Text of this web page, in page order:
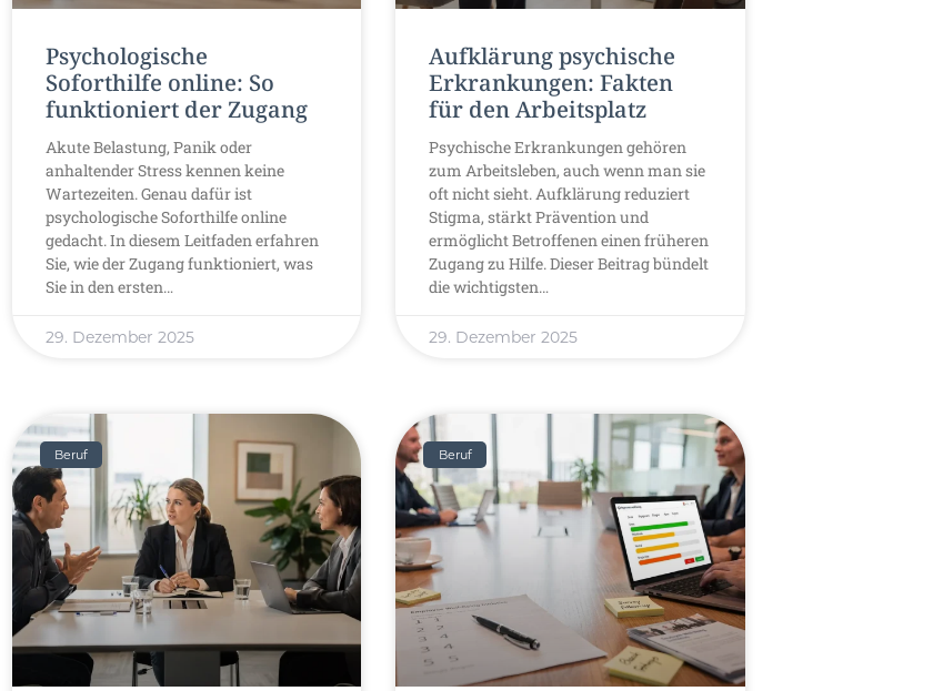
Psychologische
Soforthilfe online: So
funktioniert der Zugang
Akute Belastung, Panik oder
anhaltender Stress kennen keine
Wartezeiten. Genau dafür ist
psychologische Soforthilfe online
gedacht. In diesem Leitfaden erfahren
Sie, wie der Zugang funktioniert, was
Sie in den ersten…
29. Dezember 2025
Aufklärung psychische
Erkrankungen: Fakten
für den Arbeitsplatz
Psychische Erkrankungen gehören
zum Arbeitsleben, auch wenn man sie
oft nicht sieht. Aufklärung reduziert
Stigma, stärkt Prävention und
ermöglicht Betroffenen einen früheren
Zugang zu Hilfe. Dieser Beitrag bündelt
die wichtigsten…
29. Dezember 2025
Beruf Beruf